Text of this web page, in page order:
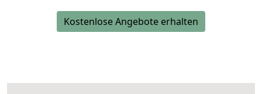
Kostenlose Angebote erhalten